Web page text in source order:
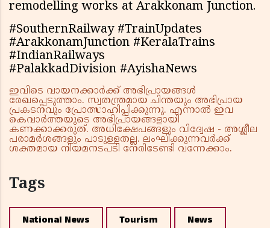
remodelling works at Arakkonam Junction.
#SouthernRailway #TrainUpdates
#ArakkonamJunction #KeralaTrains
#IndianRailways
#PalakkadDivision #AyishaNews
ഇവിടെ വായനക്കാർക്ക് അഭിപ്രായങ്ങൾ
രേഖപ്പെടുത്താം. സ്വതന്ത്രമായ ചിന്തയും അഭിപ്രായ
പ്രകടനവും പ്രോത്സാഹിപ്പിക്കുന്നു. എന്നാൽ ഇവ
കെവാർത്തയുടെ അഭിപ്രായങ്ങളായി
കണക്കാക്കരുത്. അധിക്ഷേപങ്ങളും വിദ്വേഷ - അശ്ലീല
പരാമർശങ്ങളും പാടുള്ളതല്ല. ലംഘിക്കുന്നവർക്ക്
ശക്തമായ നിയമനടപടി നേരിടേണ്ടി വന്നേക്കാം.
Tags
National News Tourism News